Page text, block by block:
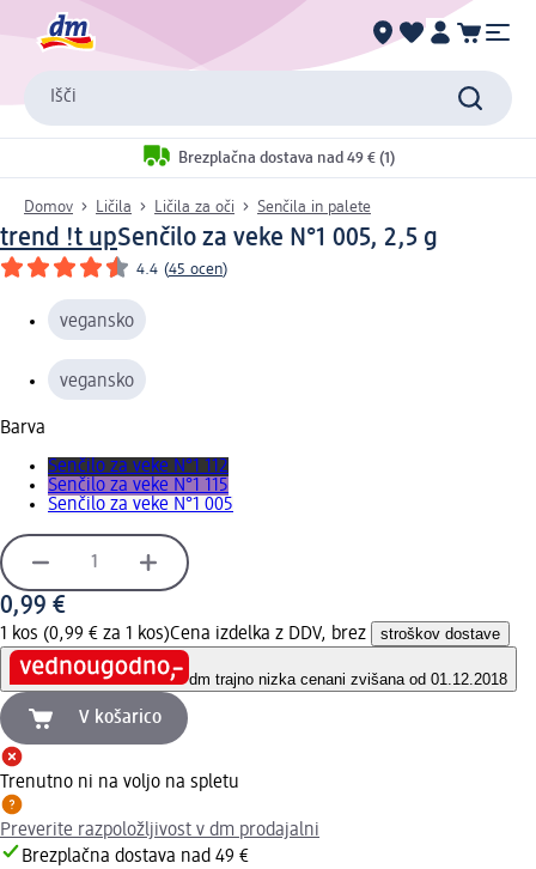
Išči
Brezplačna dostava nad 49 € (1)
Domov Ličila Ličila za oči Senčila in palete
trend !t upSenčilo za veke N°1 005, 2,5 g
4.4 (45 ocen)
vegansko
vegansko
Barva
Senčilo za veke N°1 112
Senčilo za veke N°1 115
Senčilo za veke N°1 005
0,99 €
1 kos (0,99 € za 1 kos)Cena izdelka z DDV, brez stroškov dostave
dm trajno nizka cenani zvišana od 01.12.2018
V košarico
Trenutno ni na voljo na spletu
Preverite razpoložljivost v dm prodajalni
Brezplačna dostava nad 49 €